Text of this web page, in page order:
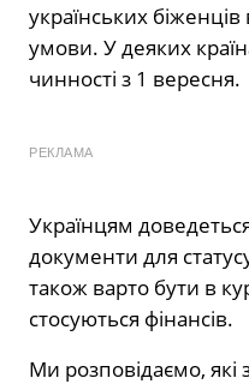
українських
умови. У деяких
чинності з 1 вересня.
РЕКЛАМА
Українцям
документи для
також варто бути в
стосуються фінансів.
Ми розповідаємо, які